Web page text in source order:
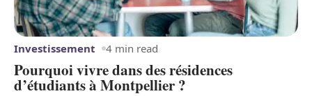
Pourquoi vivre dans des résidences
d’étudiants à Montpellier ?
Investissement 4 min read